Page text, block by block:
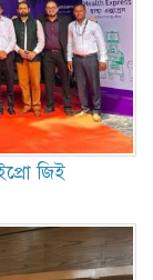
জিই